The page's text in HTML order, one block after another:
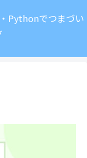
Pythonでつまづい